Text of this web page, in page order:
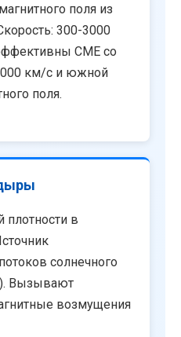
поля из
300-3000
CME со
км/с и южной
поля.
плотности в
солнечного
Вызывают
возмущения